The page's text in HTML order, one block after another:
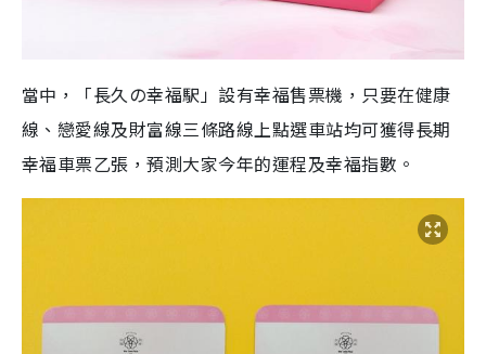
當中，「長久の幸福駅」設有幸福售票機，只要在健康
線、戀愛線及財富線三條路線上點選車站均可獲得長期
幸福車票乙張，預測大家今年的運程及幸福指數。